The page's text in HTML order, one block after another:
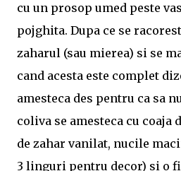
cu un prosop umed peste
pojghita. Dupa ce se
zaharul (sau mierea) si se
cand acesta este complet
amesteca des pentru ca sa
coliva se amesteca cu coaja
de zahar vanilat, nucile
3 linguri pentru decor) si o